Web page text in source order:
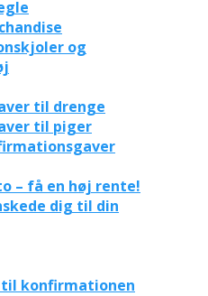
og
til drenge
til piger
– få en høj rente!
dig til din
konfirmationen